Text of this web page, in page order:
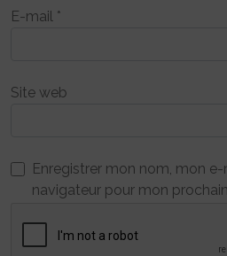
E-mail *
Site web
Enregistrer mon nom, mon
navigateur pour mon